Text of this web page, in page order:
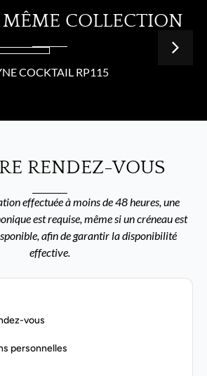
COLLECTION
COCKTAIL RP115
RENDEZ-VOUS
effectuée à moins de 48 heures, une
est requise, même si un créneau est
afin de garantir la disponibilité
effective.